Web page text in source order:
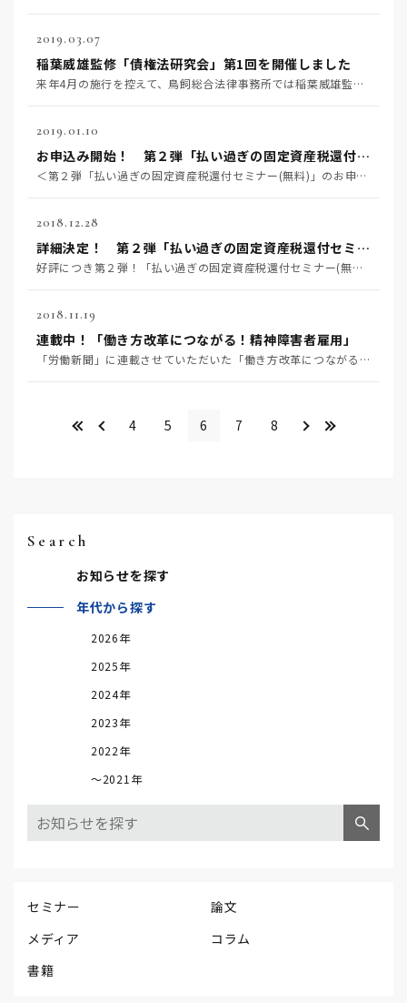
2019.03.07
稲葉威雄監修「債権法研究会」第1回を開催しました
来年4月の施行を控えて、鳥飼総合法律事務所では稲葉威雄監修による「債権法研究会」を開催して参ります。…
2019.01.10
お申込み開始！ 第２弾「払い過ぎの固定資産税還付セミナー(無料)」
＜第２弾「払い過ぎの固定資産税還付セミナー(無料)」のお申込みを開始します＞ 下記リンク先フォームよ…
2018.12.28
詳細決定！ 第２弾「払い過ぎの固定資産税還付セミナー(無料)」
好評につき第２弾！「払い過ぎの固定資産税還付セミナー(無料)」を開催します 本セミナーは、前回、募集…
2018.11.19
連載中！「働き方改革につながる！精神障害者雇用」
「労働新聞」に連載させていただいた「働き方改革につながる！ 精神障害者雇用」（全１２回）を、順次、当…
4 5 6 7 8 ＞
Search
お知らせを探す
年代から探す
2026年
2025年
2024年
2023年
2022年
～2021年
セミナー
論文
メディア
コラム
書籍